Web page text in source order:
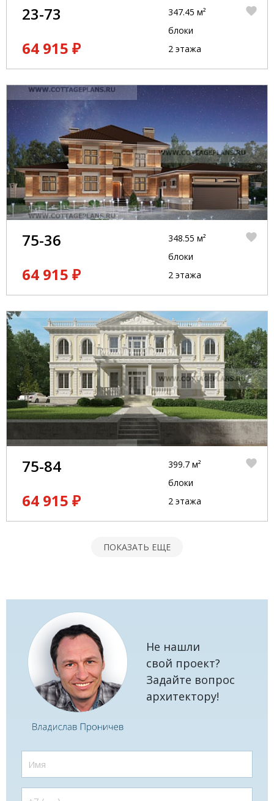
23-73
64 915 ₽
347.45 м²
блоки
2 этажа
75-36
64 915 ₽
348.55 м²
блоки
2 этажа
75-84
64 915 ₽
399.7 м²
блоки
2 этажа
ПОКАЗАТЬ ЕЩЕ
Не нашли
свой проект?
Задайте вопрос
архитектору!